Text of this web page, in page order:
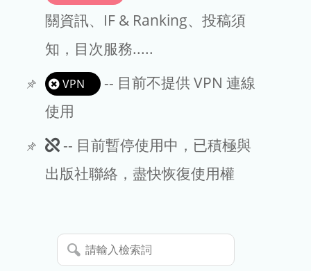
文章處理費
EndNote
關資訊、IF & Ranking、投稿須
知，目次服務.....
VPN
-- 目前不提供 VPN 連線
使用
此
期
暫
停
-- 目前暫停使用中，已積極與
出版社聯絡，盡快恢復使用權
請
輸